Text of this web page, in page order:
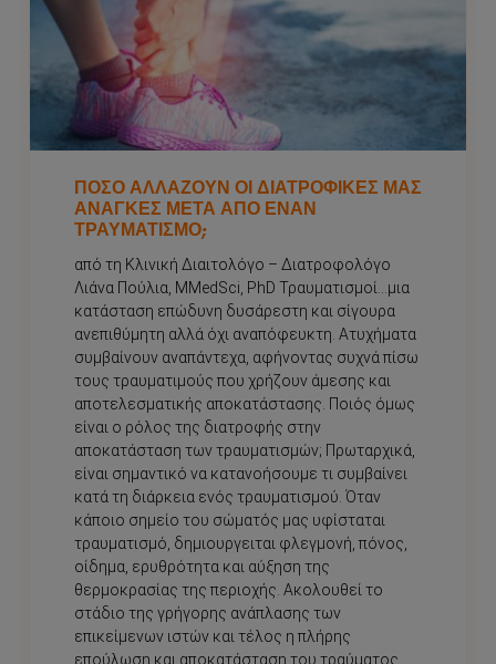
ΠΌΣΟ ΑΛΛΆΖΟΥΝ ΟΙ ΔΙΑΤΡΟΦΙΚΈΣ ΜΑΣ
ΑΝΆΓΚΕΣ ΜΕΤΆ ΑΠΌ ΈΝΑΝ
ΤΡΑΥΜΑΤΙΣΜΌ;
από τη Κλινική Διαιτολόγο – Διατροφολόγο
Λιάνα Πούλια, MMedSci, PhD Τραυματισμοί…μια
κατάσταση επώδυνη δυσάρεστη και σίγουρα
ανεπιθύμητη αλλά όχι αναπόφευκτη. Ατυχήματα
συμβαίνουν αναπάντεχα, αφήνοντας συχνά πίσω
τους τραυματιμούς που χρήζουν άμεσης και
αποτελεσματικής αποκατάστασης. Ποιός όμως
είναι ο ρόλος της διατροφής στην
αποκατάσταση των τραυματισμών; Πρωταρχικά,
είναι σημαντικό να κατανοήσουμε τι συμβαίνει
κατά τη διάρκεια ενός τραυματισμού. Όταν
κάποιο σημείο του σώματός μας υφίσταται
τραυματισμό, δημιουργειται φλεγμονή, πόνος,
οίδημα, ερυθρότητα και αύξηση της
θερμοκρασίας της περιοχής. Ακολουθεί το
στάδιο της γρήγορης ανάπλασης των
επικείμενων ιστών και τέλος η πλήρης
επούλωση και αποκατάσταση του τραύματος.